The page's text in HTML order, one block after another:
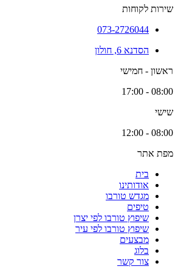
שירות לקוחות
073-2726044
הסדנא 6, חולון
ראשון - חמישי
08:00 - 17:00
שישי
08:00 - 12:00
מפת אתר
בית
אודותינו
מגדש טורבו
טיפים
שיפוץ טורבו לפי יצרן
שיפוץ טורבו לפי עיר
מבצעים
בלוג
צור קשר